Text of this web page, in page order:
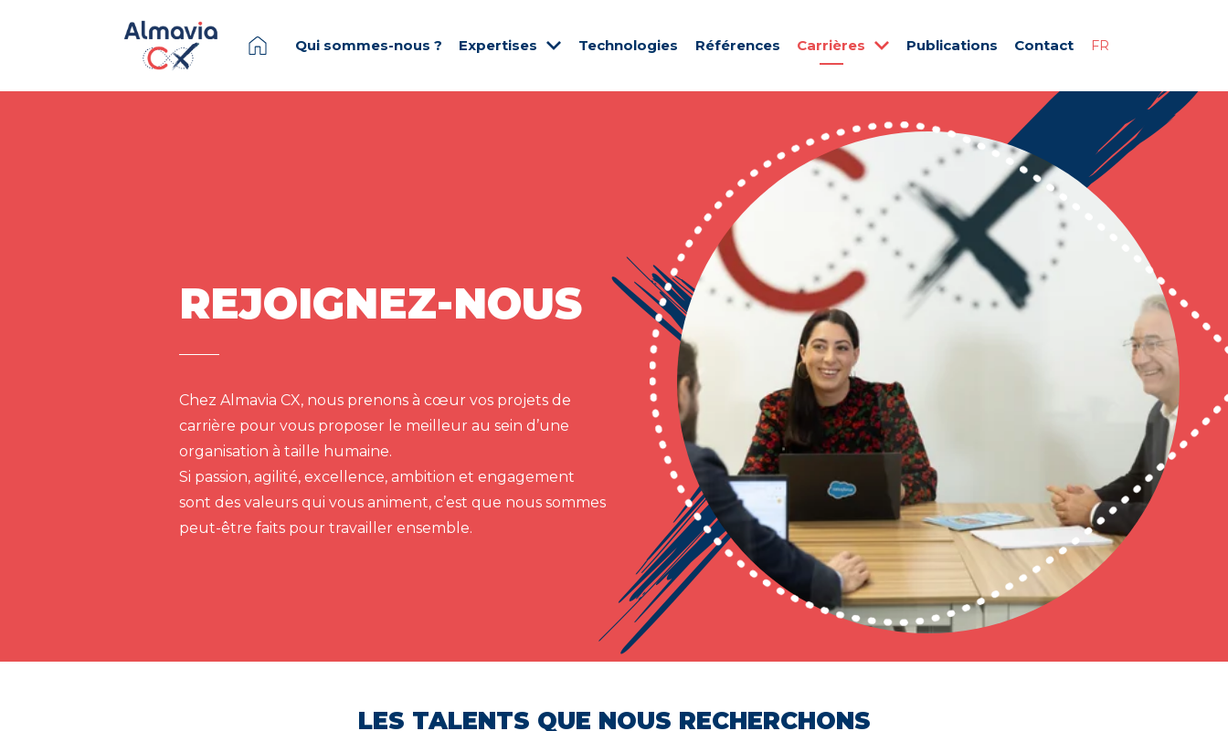
Qui sommes-nous ? Expertises Technologies Références Carrières Publications Contact FR
REJOIGNEZ-NOUS
Chez Almavia CX, nous prenons à cœur vos projets de
carrière pour vous proposer le meilleur au sein d’une
organisation à taille humaine.
Si passion, agilité, excellence, ambition et engagement
sont des valeurs qui vous animent, c’est que nous sommes
peut-être faits pour travailler ensemble.
LES TALENTS QUE NOUS RECHERCHONS